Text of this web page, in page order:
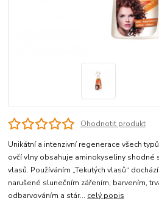
Ohodnotit produkt
Unikátní a intenzivní regenerace všech
ovčí vlny obsahuje aminokyseliny shodné
vlasů. Používáním „Tekutých vlasů“
narušené slunečním zářením, barvením,
odbarvováním a stár... celý popis